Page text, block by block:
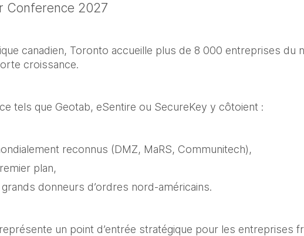
Conference 2027
canadien, Toronto accueille plus de 8 000 entreprises du
croissance.
tels que Geotab, eSentire ou SecureKey y côtoient :
reconnus (DMZ, MaRS, Communitech),
plan,
donneurs d’ordres nord-américains.
un point d’entrée stratégique pour les entreprises